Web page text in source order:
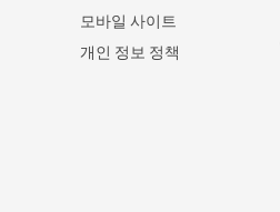
모바일 사이트
개인 정보 정책